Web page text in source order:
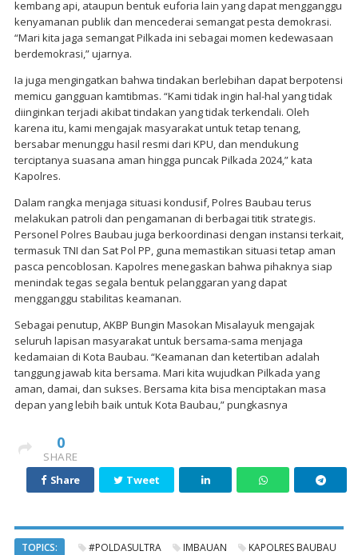
kembang api, ataupun bentuk euforia lain yang dapat mengganggu
kenyamanan publik dan mencederai semangat pesta demokrasi.
“Mari kita jaga semangat Pilkada ini sebagai momen kedewasaan
berdemokrasi,” ujarnya.
Ia juga mengingatkan bahwa tindakan berlebihan dapat berpotensi
memicu gangguan kamtibmas. “Kami tidak ingin hal-hal yang tidak
diinginkan terjadi akibat tindakan yang tidak terkendali. Oleh
karena itu, kami mengajak masyarakat untuk tetap tenang,
bersabar menunggu hasil resmi dari KPU, dan mendukung
terciptanya suasana aman hingga puncak Pilkada 2024,” kata
Kapolres.
Dalam rangka menjaga situasi kondusif, Polres Baubau terus
melakukan patroli dan pengamanan di berbagai titik strategis.
Personel Polres Baubau juga berkoordinasi dengan instansi terkait,
termasuk TNI dan Sat Pol PP, guna memastikan situasi tetap aman
pasca pencoblosan. Kapolres menegaskan bahwa pihaknya siap
menindak tegas segala bentuk pelanggaran yang dapat
mengganggu stabilitas keamanan.
Sebagai penutup, AKBP Bungin Masokan Misalayuk mengajak
seluruh lapisan masyarakat untuk bersama-sama menjaga
kedamaian di Kota Baubau. “Keamanan dan ketertiban adalah
tanggung jawab kita bersama. Mari kita wujudkan Pilkada yang
aman, damai, dan sukses. Bersama kita bisa menciptakan masa
depan yang lebih baik untuk Kota Baubau,” pungkasnya
0
SHARE
Share
Tweet
TOPICS: #POLDASULTRA IMBAUAN
KAPOLRES BAUBAU